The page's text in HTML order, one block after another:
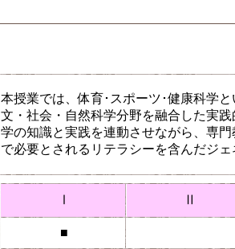
本授業では、体育･スポーツ･健康科学
文・社会・自然科学分野を融合した実
学の知識と実践を連動させながら、専
で必要とされるリテラシーを含んだジ
Ⅰ Ⅱ
■